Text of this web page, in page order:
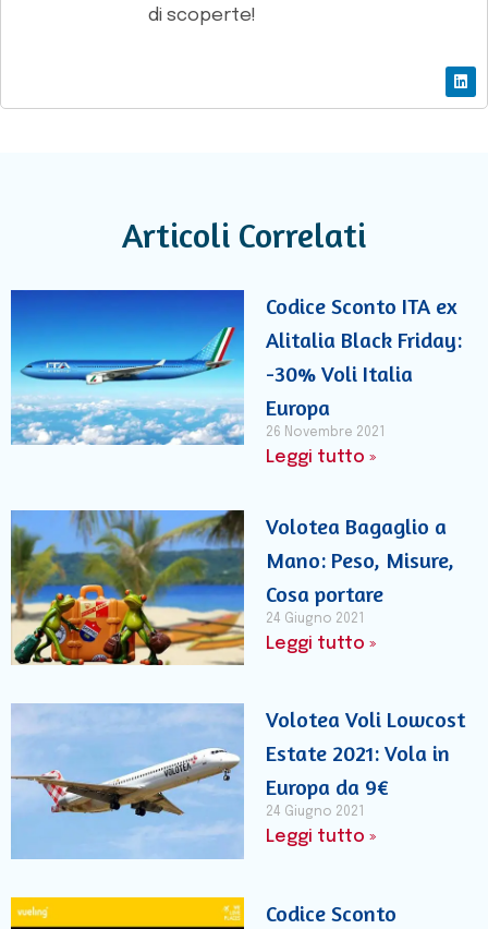
di scoperte!
Articoli Correlati
Codice Sconto ITA ex
Alitalia Black Friday:
-30% Voli Italia
Europa
26 Novembre 2021
Leggi tutto »
Volotea Bagaglio a
Mano: Peso, Misure,
Cosa portare
24 Giugno 2021
Leggi tutto »
Volotea Voli Lowcost
Estate 2021: Vola in
Europa da 9€
24 Giugno 2021
Leggi tutto »
Codice Sconto